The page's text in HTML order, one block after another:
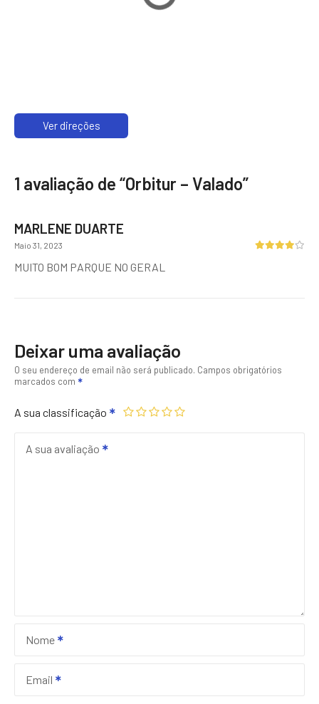
Ver direções
1 avaliação de “Orbitur – Valado”
MARLENE DUARTE
Maio 31, 2023
MUITO BOM PARQUE NO GERAL
Deixar uma avaliação
O seu endereço de email não será publicado. Campos obrigatórios
marcados com
A sua classificação
A sua avaliação
Nome
Email